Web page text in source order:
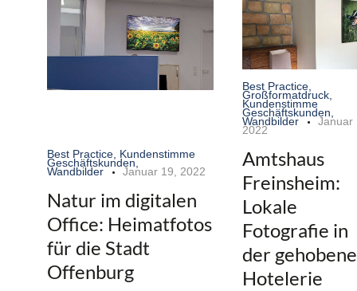
Best Practice Kundenstimme
Geschäftskunden
Wandbilder Januar 19, 2022
Natur im digitalen
Office: Heimatfotos
für die Stadt
Offenburg
Best Practice
Großformatdruck
Kundenstimme
Geschäftskunden
Wandbilder Januar
2022
Amtshaus
Freinsheim:
Lokale
Fotografie in
der
Hotelerie